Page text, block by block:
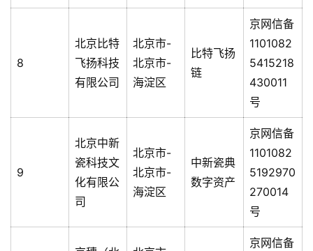
8
北京比特
飞扬科技
有限公司
北京市-
北京市-
海淀区
比特飞扬
链
京网信备
1101082
5415218
430011
号
9
北京中新
瓷科技文
化有限公
司
北京市-
北京市-
海淀区
中新瓷典
数字资产
京网信备
1101082
5192970
270014
号
京网信备